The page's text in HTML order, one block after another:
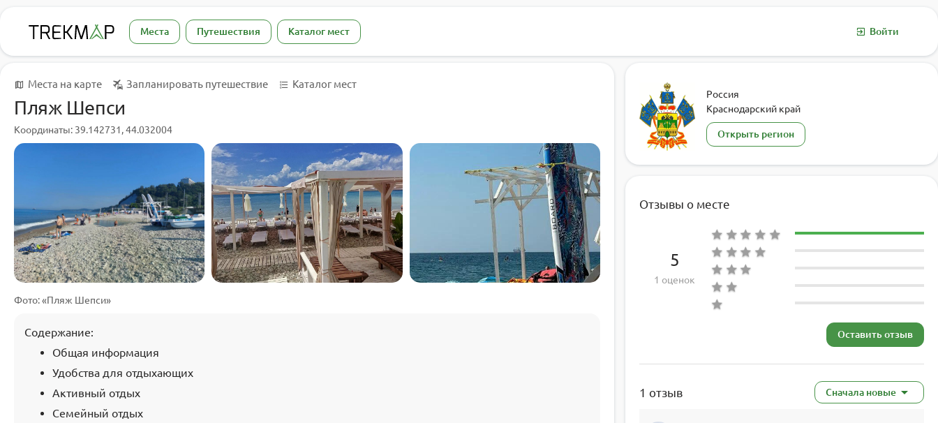
Места Путешествия Каталог мест Войти
Места на карте Запланировать путешествие Каталог мест
Пляж Шепси
Координаты: 39.142731, 44.032004
Фото: «Пляж Шепси»
Содержание:
Общая информация
Удобства для отдыхающих
Активный отдых
Семейный отдых
Россия
Краснодарский край
Открыть регион
Отзывы о месте
5
1 оценок
Оставить отзыв
1 отзыв Сначала новые